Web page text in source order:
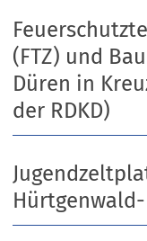
(FTZ) und
Düren in
der RDKD)